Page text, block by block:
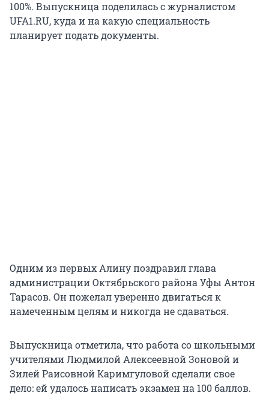
100%. Выпускница поделилась с журналистом
UFA1.RU, куда и на какую специальность
планирует подать документы.
Одним из первых Алину поздравил глава
администрации Октябрьского района Уфы Антон
Тарасов. Он пожелал уверенно двигаться к
намеченным целям и никогда не сдаваться.
Выпускница отметила, что работа со школьными
учителями Людмилой Алексеевной Зоновой и
Зилей Раисовной Каримгуловой сделали свое
дело: ей удалось написать экзамен на 100 баллов.